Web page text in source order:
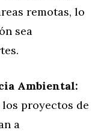
remotas, lo
sea
Ambiental:
proyectos de
a